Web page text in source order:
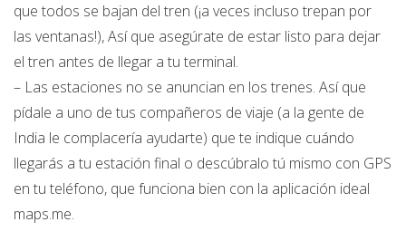
que todos se bajan del tren (¡a veces incluso trepan por
las ventanas!), Así que asegúrate de estar listo para dejar
el tren antes de llegar a tu terminal.
– Las estaciones no se anuncian en los trenes. Así que
pídale a uno de tus compañeros de viaje (a la gente de
India le complacería ayudarte) que te indique cuándo
llegarás a tu estación final o descúbralo tú mismo con GPS
en tu teléfono, que funciona bien con la aplicación ideal
maps.me.